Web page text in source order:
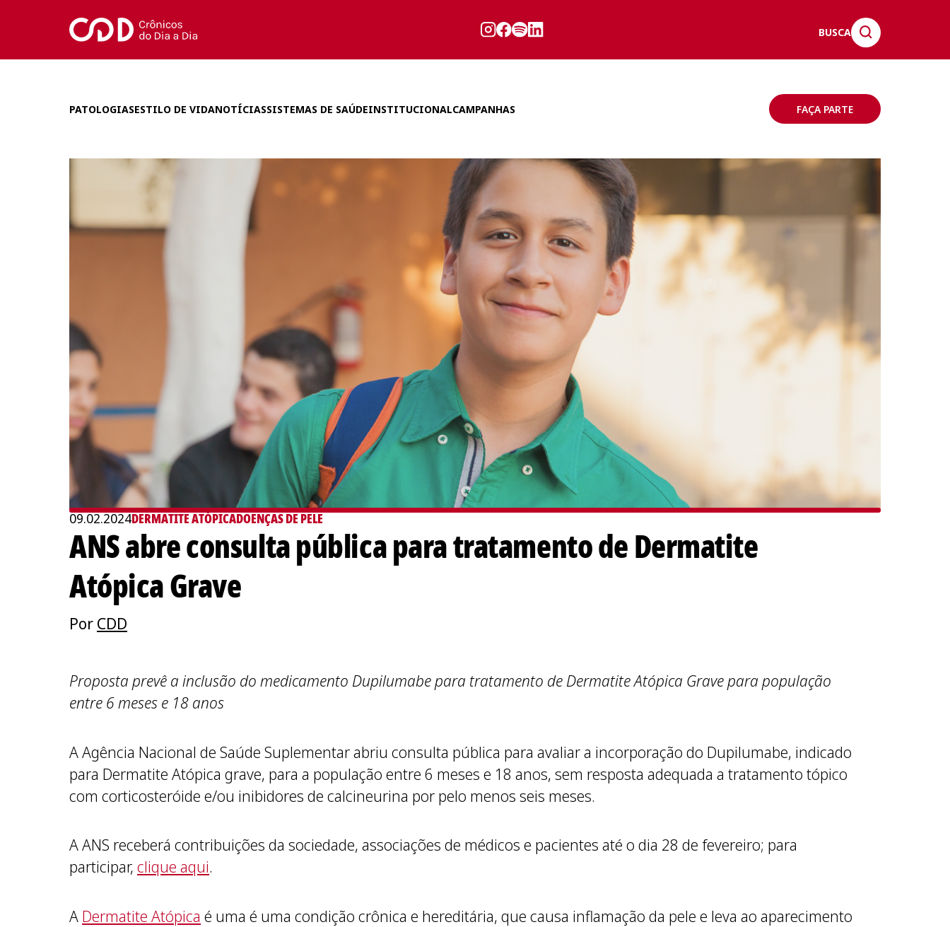
BUSCA
PATOLOGIASESTILO DE VIDANOTÍCIASSISTEMAS DE SAÚDEINSTITUCIONALCAMPANHAS FAÇA PARTE
09.02.2024DERMATITE ATÓPICADOENÇAS DE PELE
ANS abre consulta pública para tratamento de Dermatite
Atópica Grave
Por CDD
Proposta prevê a inclusão do medicamento Dupilumabe para tratamento de Dermatite Atópica Grave para população
entre 6 meses e 18 anos
A Agência Nacional de Saúde Suplementar abriu consulta pública para avaliar a incorporação do Dupilumabe, indicado
para Dermatite Atópica grave, para a população entre 6 meses e 18 anos, sem resposta adequada a tratamento tópico
com corticosteróide e/ou inibidores de calcineurina por pelo menos seis meses.
A ANS receberá contribuições da sociedade, associações de médicos e pacientes até o dia 28 de fevereiro; para
participar,clique aqui.
A Dermatite Atópica é uma é uma condição crônica e hereditária, que causa inflamação da pele e leva ao aparecimento